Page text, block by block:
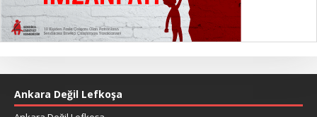
Ankara Değil Lefkoşa